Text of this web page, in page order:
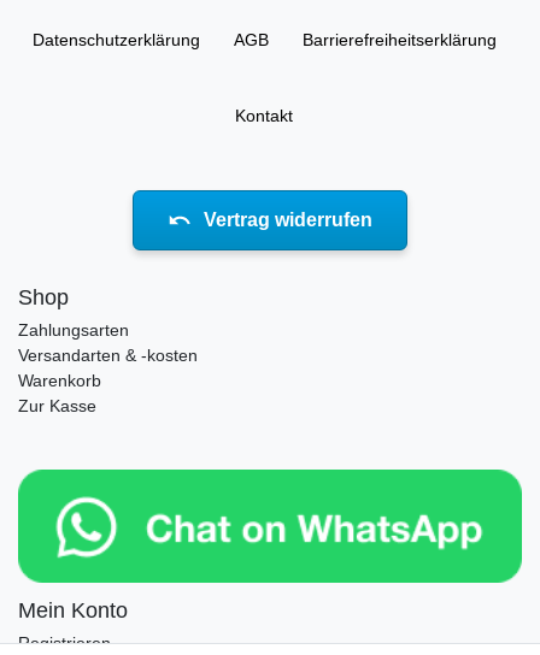
Daten­schutz­erklärung AGB Barrierefreiheitserklärung
Kontakt
Vertrag widerrufen
Shop
Zahlungsarten
Versandarten & -kosten
Warenkorb
Zur Kasse
Mein Konto
Registrieren